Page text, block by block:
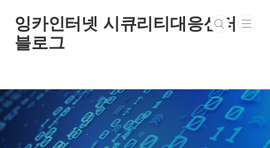
잉카인터넷 시큐리티대응센터
블로그